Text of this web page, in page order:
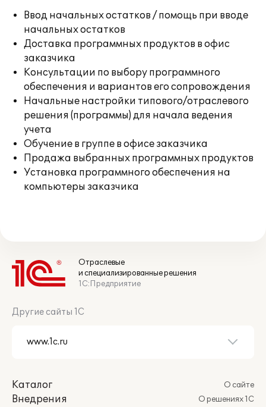
Ввод начальных остатков / помощь при вводе
начальных остатков
Доставка программных продуктов в офис
заказчика
Консультации по выбору программного
обеспечения и вариантов его сопровождения
Начальные настройки типового/отраслевого
решения (программы) для начала ведения
учета
Обучение в группе в офисе заказчика
Продажа выбранных программных продуктов
Установка программного обеспечения на
компьютеры заказчика
Отраслевые
и специализированные решения
1С:Предприятие
Другие сайты 1С
Каталог
Внедрения
О сайте
О решениях 1С